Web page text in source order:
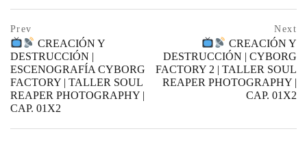
Navegación
de
entradas
Prev
postPrevious
page
CREACIÓN Y
DESTRUCCIÓN |
ESCENOGRAFÍA CYBORG
FACTORY | TALLER SOUL
REAPER PHOTOGRAPHY |
CAP. 01X2
Next
CREACIÓN Y
DESTRUCCIÓN | CYBORG
FACTORY 2 | TALLER SOUL
REAPER PHOTOGRAPHY |
CAP. 01X2